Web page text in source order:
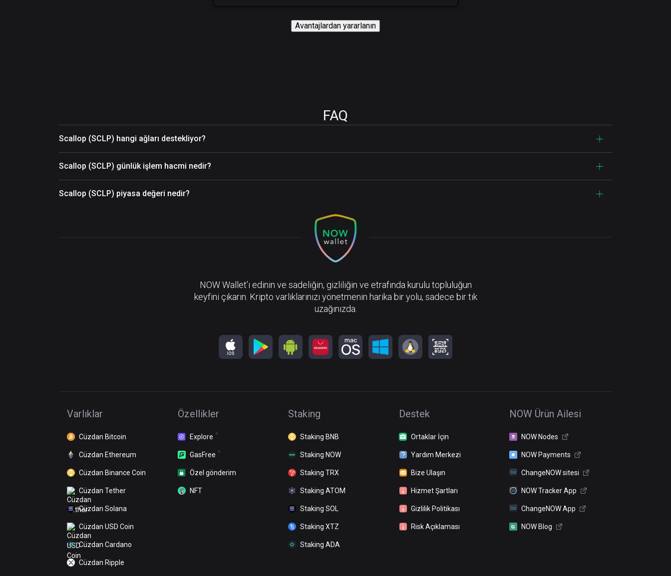
Avantajlardan yararlanın
FAQ
Scallop (SCLP) hangi ağları destekliyor?
Scallop (SCLP) günlük işlem hacmi nedir?
Scallop (SCLP) piyasa değeri nedir?
NOW Wallet’ı edinin ve sadeliğin, gizliliğin ve etrafında kurulu topluluğun
keyfini çıkarın. Kripto varlıklarınızı yönetmenin harika bir yolu, sadece bir tık
uzağınızda.
Varlıklar
Cüzdan Bitcoin
Cüzdan Ethereum
Cüzdan Binance Coin
Cüzdan Tether
Cüzdan Solana
Cüzdan USD Coin
Cüzdan Cardano
Cüzdan Ripple
Özellikler
Explore
GasFree
Özel gönderim
NFT
Staking
Staking BNB
Staking NOW
Staking TRX
Staking ATOM
Staking SOL
Staking XTZ
Staking ADA
Destek
Ortaklar İçin
Yardım Merkezi
Bize Ulaşın
Hizmet Şartları
Gizlilik Politikası
Risk Açıklaması
NOW Ürün Ailesi
NOW Nodes
NOW Payments
ChangeNOW sitesi
NOW Tracker App
ChangeNOW App
NOW Blog